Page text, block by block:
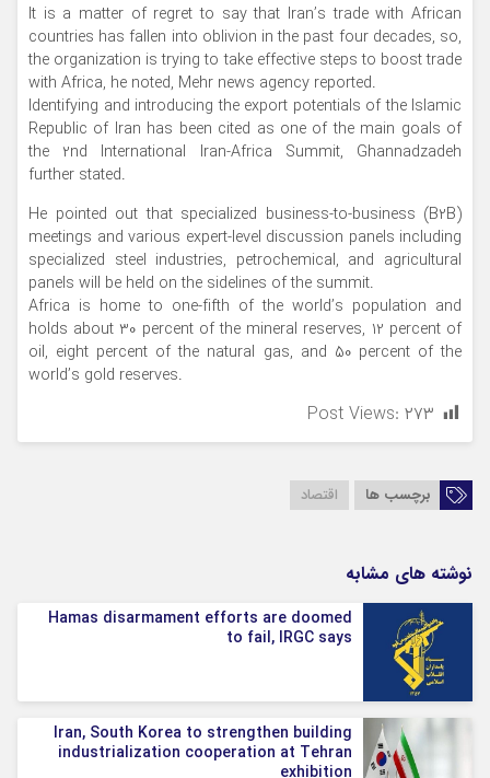
It is a matter of regret to say that Iran’s trade with African
countries has fallen into oblivion in the past four decades, so,
the organization is trying to take effective steps to boost trade
with Africa, he noted, Mehr news agency reported.
Identifying and introducing the export potentials of the Islamic
Republic of Iran has been cited as one of the main goals of
the 2nd International Iran-Africa Summit, Ghannadzadeh
further stated.
He pointed out that specialized business-to-business (B2B)
meetings and various expert-level discussion panels including
specialized steel industries, petrochemical, and agricultural
panels will be held on the sidelines of the summit.
Africa is home to one-fifth of the world’s population and
holds about 30 percent of the mineral reserves, 12 percent of
oil, eight percent of the natural gas, and 50 percent of the
world’s gold reserves.
Post Views: ۲۷۳
برچسب ها اقتصاد
نوشته های مشابه
Hamas disarmament efforts are doomed
to fail, IRGC says
Iran, South Korea to strengthen building
industrialization cooperation at Tehran
exhibition